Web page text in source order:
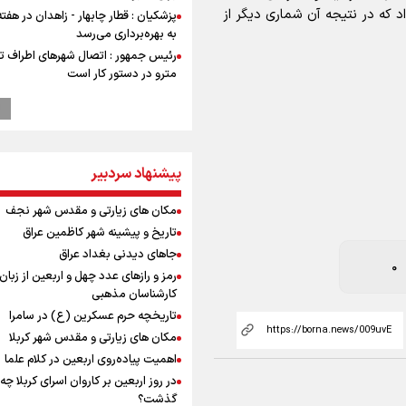
که در نتیجه آن شماری دیگر از
از شهادت نمی‌هراسیم
پزشکیان : قطار چابهار - زاهدان در
به بهره‌برداری می‌رسد
رئیس جمهور : اتصال شهرهای اطراف
مترو در دستور کار است
تفاهم‌نامه همکاری بانک رفاه کارگران
سفیددشت برای اجرای طرح‌های
آموزشی، باید کیفیت آموزش را هم بالا
گزارشی از ورود وزیر ورزش و جوانان
باکو برای امضای سند برنامه اجرایی با
آذربایجانی
عماد احمدوند : نسخه نانویی برای حل
بحران منابع آبی کشور
رهبر شهید انقلاب: ادّعاهای دروغین
آمریکایی‌ها باید افشا شود
یحیی سریع: در عملیاتی گسترده
نظامی وابسته به عربستان را هدف قرار
مستمری مددجویان کفاف زندگی را
/ حمایت از ۱۹هزار زن‌ سرپرست خانوار
پیشنهاد سردبیر
مکان های زیارتی و مقدس شهر نجف
تاریخ و پیشینه شهر کاظمین عراق
جاهای دیدنی بغداد عراق
رمز و رازهای عدد چهل و اربعین از زبان
کارشناسان مذهبی
تاریخچه حرم عسکرین (ع) در سامرا
مکان های زیارتی و مقدس شهر کربلا
اهمیت پیاده‌روی اربعین در کلام علما
در روز اربعین بر کاروان اسرای کربلا چه
گذشت؟